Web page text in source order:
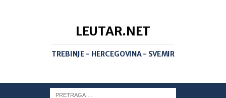
LEUTAR.NET
TREBINJE - HERCEGOVINA - SVEMIR